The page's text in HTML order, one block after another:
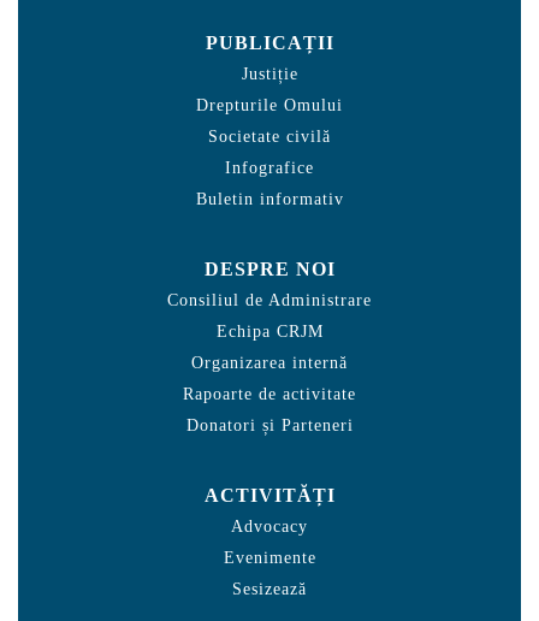
PUBLICAȚII
Justiție
Drepturile Omului
Societate civilă
Infografice
Buletin informativ
DESPRE NOI
Consiliul de Administrare
Echipa CRJM
Organizarea internă
Rapoarte de activitate
Donatori și Parteneri
ACTIVITĂȚI
Advocacy
Evenimente
Sesizează